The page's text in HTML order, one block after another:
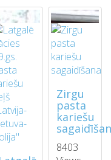
Zirgu
pasta
kariešu
8403